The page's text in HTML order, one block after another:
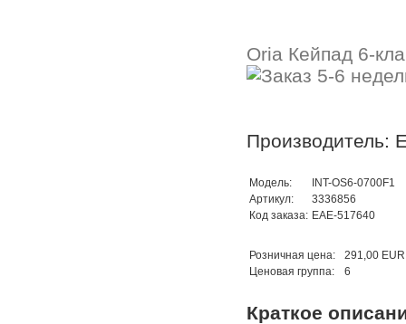
Oria Кейпад 6-
Производитель:
Модель:
INT-OS6-0700F1
Артикул:
3336856
Код заказа: EAE-517640
Розничная цена:
291,00 EUR
Ценовая группа:
6
Краткое